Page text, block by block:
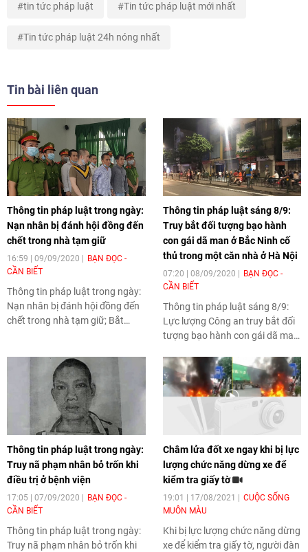
tin tức pháp luật Tin tức pháp luật mới nhất
Tin tức pháp luật 24h nóng nhất
Tin bài liên quan
Thông tin pháp luật trong ngày:
Nạn nhân bị đánh hội đồng đến
chết trong nhà tạm giữ
16:59 | 09/09/2020
BẠN ĐỌC -
CẦN BIẾT
Thông tin pháp luật trong ngày:
Nạn nhân bị đánh hội đồng đến
chết trong nhà tạm giữ; Bắt
chồng chém vợ trọng thương rồi
tự tử là những thông tin pháp
luật hôm nay (9/9).
Thông tin pháp luật sáng 8/9:
Truy bắt đối tượng bạo hành
con gái dã man ở Bắc Ninh cố
thủ trong một căn nhà ở Hà Nội
07:20 | 08/09/2020
BẠN ĐỌC -
CẦN BIẾT
Thông tin pháp luật sáng 8/9:
Lực lượng Công an truy bắt đối
tượng bạo hành con gái dã man
giam đối tượng lừa đảo bán hoa
lan đột biến … là những tin pháp
luật nóng nhất hôm nay.
Thông tin pháp luật trong ngày:
Truy nã phạm nhân bỏ trốn khi
điều trị ở bệnh viện
17:05 | 07/09/2020
BẠN ĐỌC -
CẦN BIẾT
Thông tin pháp luật trong ngày:
Truy nã phạm nhân bỏ trốn khi
Châm lửa đốt xe ngay khi bị lực
lượng chức năng dừng xe để
kiểm tra giấy tờ
19:01 | 17/08/2021
CUỘC SỐNG
MUÔN MÀU
Khi bị lực lượng chức năng dừng
xe để kiểm tra giấy tờ, người đàn